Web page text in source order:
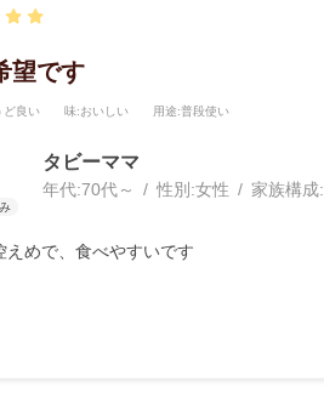
望です
ど良い 味:おいしい 用途:普段使い
タビーママ
年代:70代～ 性別:女性 家族構成:
えめで、食べやすいです